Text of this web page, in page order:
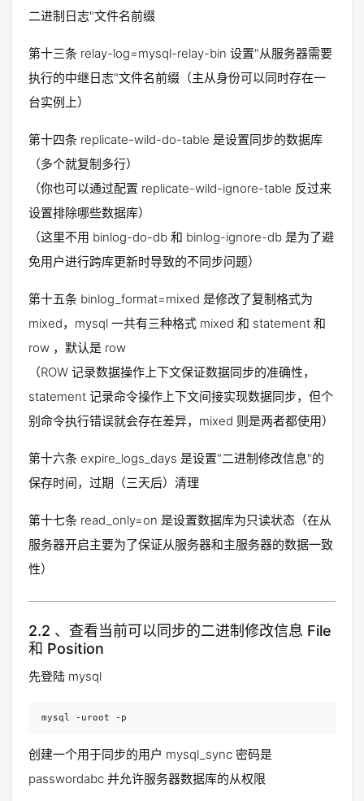
二进制日志"文件名前缀
第十三条 relay-log=mysql-relay-bin 设置"从服务器需要
执行的中继日志"文件名前缀（主从身份可以同时存在一
台实例上）
第十四条 replicate-wild-do-table 是设置同步的数据库
（多个就复制多行）
（你也可以通过配置 replicate-wild-ignore-table 反过来
设置排除哪些数据库）
（这里不用 binlog-do-db 和 binlog-ignore-db 是为了避
免用户进行跨库更新时导致的不同步问题）
第十五条 binlog_format=mixed 是修改了复制格式为
mixed，mysql 一共有三种格式 mixed 和 statement 和
row ，默认是 row
（ROW 记录数据操作上下文保证数据同步的准确性，
statement 记录命令操作上下文间接实现数据同步，但个
别命令执行错误就会存在差异，mixed 则是两者都使用）
第十六条 expire_logs_days 是设置"二进制修改信息"的
保存时间，过期（三天后）清理
第十七条 read_only=on 是设置数据库为只读状态（在从
服务器开启主要为了保证从服务器和主服务器的数据一致
性）
2.2 、查看当前可以同步的二进制修改信息 File
和 Position
先登陆 mysql
mysql -uroot -p
创建一个用于同步的用户 mysql_sync 密码是
passwordabc 并允许服务器数据库的从权限